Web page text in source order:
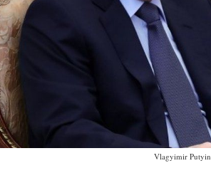
Vlagyimir Putyin